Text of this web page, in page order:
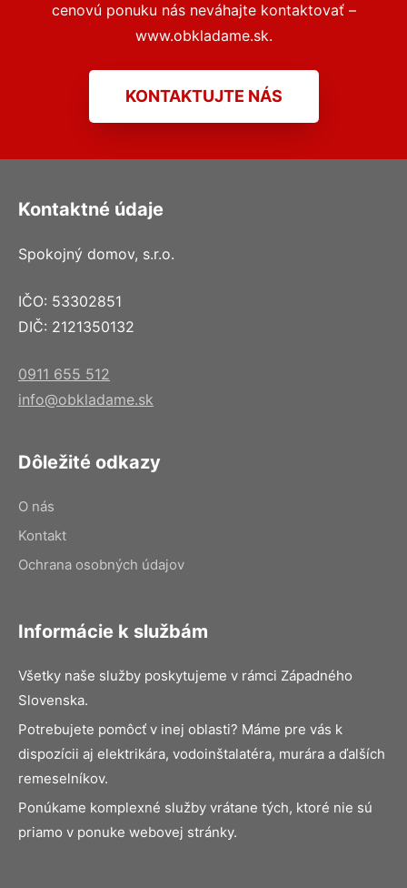
cenovú ponuku nás neváhajte kontaktovať –
www.obkladame.sk.
KONTAKTUJTE NÁS
Kontaktné údaje
Spokojný domov, s.r.o.
IČO: 53302851
DIČ: 2121350132
0911 655 512
info@obkladame.sk
Dôležité odkazy
O nás
Kontakt
Ochrana osobných údajov
Informácie k službám
Všetky naše služby poskytujeme v rámci Západného
Slovenska.
Potrebujete pomôcť v inej oblasti? Máme pre vás k
dispozícii aj elektrikára, vodoinštalatéra, murára a ďalších
remeselníkov.
Ponúkame komplexné služby vrátane tých, ktoré nie sú
priamo v ponuke webovej stránky.